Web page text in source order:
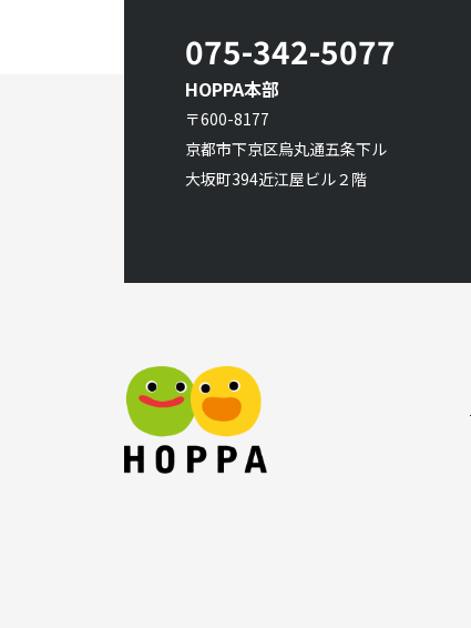
075-342-5077
HOPPA本部
〒600-8177
京都市下京区烏丸通五条下ル
大坂町394近江屋ビル２階